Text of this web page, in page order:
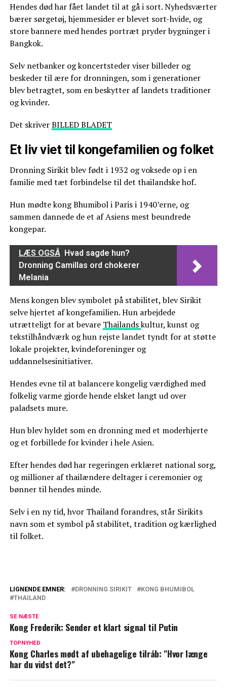
Hendes død har fået landet til at gå i sort. Nyhedsværter
bærer sørgetøj, hjemmesider er blevet sort-hvide, og
store bannere med hendes portræt pryder bygninger i
Bangkok.
Selv netbanker og koncertsteder viser billeder og
beskeder til ære for dronningen, som i generationer
blev betragtet, som en beskytter af landets traditioner
og kvinder.
Det skriverBILLED BLADET
Et liv viet til kongefamilien og folket
Dronning Sirikit blev født i 1932 og voksede op i en
familie med tæt forbindelse til det thailandske hof.
Hun mødte kong Bhumibol i Paris i 1940’erne, og
sammen dannede de et af Asiens mest beundrede
kongepar.
LÆS OGSÅ Hvad sagde hun?
Dronning Camillas ord chokerer
Melania
Mens kongen blev symbolet på stabilitet, blev Sirikit
selve hjertet af kongefamilien. Hun arbejdede
utrætteligt for at bevare Thailandskultur, kunst og
tekstilhåndværk og hun rejste landet tyndt for at støtte
lokale projekter, kvindeforeninger og
uddannelsesinitiativer.
Hendes evne til at balancere kongelig værdighed med
folkelig varme gjorde hende elsket langt ud over
paladsets mure.
Hun blev hyldet som en dronning med et moderhjerte
og et forbillede for kvinder i hele Asien.
Efter hendes død har regeringen erklæret national sorg,
og millioner af thailændere deltager i ceremonier og
bønner til hendes minde.
Selv i en ny tid, hvor Thailand forandres, står Sirikits
navn som et symbol på stabilitet, tradition og kærlighed
til folket.
Afslører regel: Dette er strengt forbudt
Prinsesse Diana brød kongelig tradition:
LIGNENDE EMNER: DRONNING SIRIKIT
KONG BHUMIBOL
THAILAND
SE NÆSTE
Kong Frederik: Sender et klart signal til Putin
TOPNYHED
Kong Charles mødt af ubehagelige tilråb: "Hvor længe
har du vidst det?"